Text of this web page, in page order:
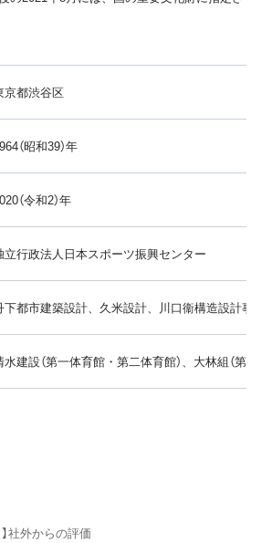
京都渋谷区
（昭和39）年
（令和2）年
立行政法人日本スポーツ振興センター
下都市建築設計、久米設計、川口衞構造設計事務
水建設（第一体育館・第二体育館）、大林組（第二
社外からの評価